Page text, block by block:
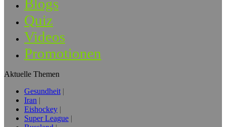
Blogs
Quiz
Videos
Promotionen
Aktuelle Themen
Gesundheit
Iran
Eishockey
Super League